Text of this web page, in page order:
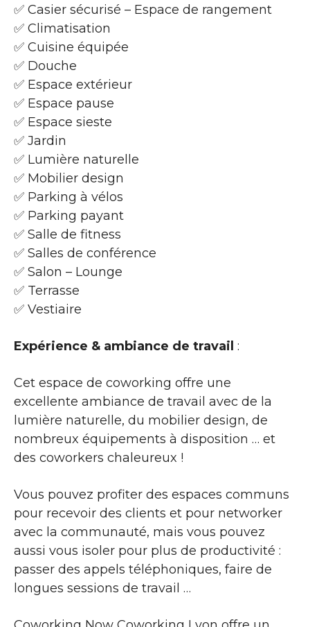
✅ Casier sécurisé – Espace de rangement
✅ Climatisation
✅ Cuisine équipée
✅ Douche
✅ Espace extérieur
✅ Espace pause
✅ Espace sieste
✅ Jardin
✅ Lumière naturelle
✅ Mobilier design
✅ Parking à vélos
✅ Parking payant
✅ Salle de fitness
✅ Salles de conférence
✅ Salon – Lounge
✅ Terrasse
✅ Vestiaire
Expérience & ambiance de travail :
Cet espace de coworking offre une
excellente ambiance de travail avec de la
lumière naturelle, du mobilier design, de
nombreux équipements à disposition … et
des coworkers chaleureux !
Vous pouvez profiter des espaces communs
pour recevoir des clients et pour networker
avec la communauté, mais vous pouvez
aussi vous isoler pour plus de productivité :
passer des appels téléphoniques, faire de
longues sessions de travail …